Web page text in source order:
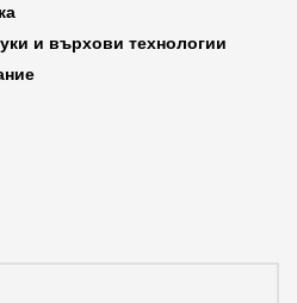
и върхови технологии